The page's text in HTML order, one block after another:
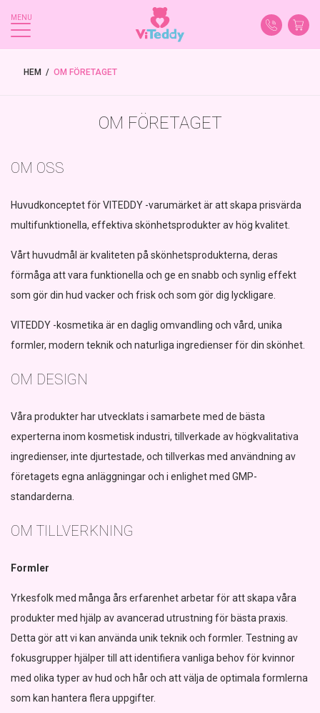
MENU
HEM / OM FÖRETAGET
OM FÖRETAGET
OM OSS
Huvudkonceptet för VITEDDY -varumärket är att skapa prisvärda
multifunktionella, effektiva skönhetsprodukter av hög kvalitet.
Vårt huvudmål är kvaliteten på skönhetsprodukterna, deras
förmåga att vara funktionella och ge en snabb och synlig effekt
som gör din hud vacker och frisk och som gör dig lyckligare.
VITEDDY -kosmetika är en daglig omvandling och vård, unika
formler, modern teknik och naturliga ingredienser för din skönhet.
OM DESIGN
Våra produkter har utvecklats i samarbete med de bästa
experterna inom kosmetisk industri, tillverkade av högkvalitativa
ingredienser, inte djurtestade, och tillverkas med användning av
företagets egna anläggningar och i enlighet med GMP-
standarderna.
OM TILLVERKNING
Formler
Yrkesfolk med många års erfarenhet arbetar för att skapa våra
produkter med hjälp av avancerad utrustning för bästa praxis.
Detta gör att vi kan använda unik teknik och formler. Testning av
fokusgrupper hjälper till att identifiera vanliga behov för kvinnor
med olika typer av hud och hår och att välja de optimala formlerna
som kan hantera flera uppgifter.